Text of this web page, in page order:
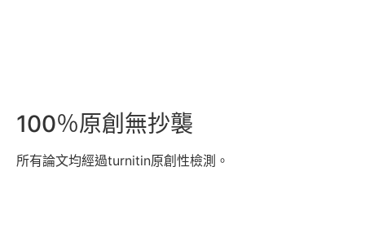
100％原創無抄襲
所有論文均經過turnitin原創性檢測。